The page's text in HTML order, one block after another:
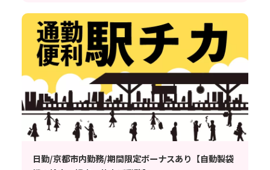
日勤/京都市内勤務/期間限定ボーナスあり【自動製袋